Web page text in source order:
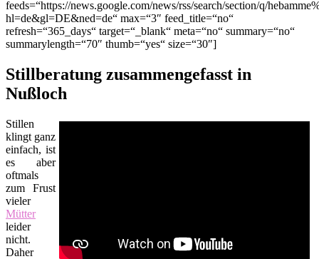
feeds=“https://news.google.com/news/rss/search/section/q/
hl=de&gl=DE&ned=de“ max=“3″ feed_title=“no“
refresh=“365_days“ target=“_blank“ meta=“no“ summary=“no“
summarylength=“70″ thumb=“yes“ size=“30″]
Stillberatung zusammengefasst in
Nußloch
Stillen
klingt ganz
einfach, ist
es aber
oftmals
zum Frust
vieler
Mütter
leider
nicht.
Daher